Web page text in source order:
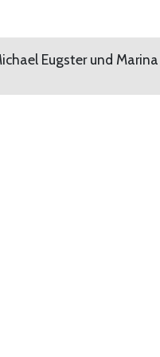
Eugster und Marina